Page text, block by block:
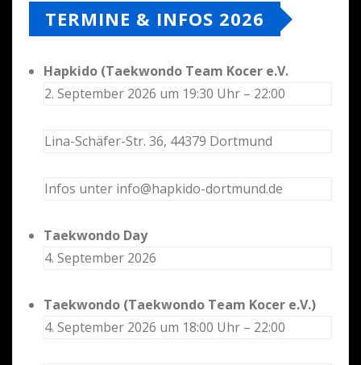
TERMINE & INFOS 2026
Hapkido (Taekwondo Team Kocer e.V.
2. September 2026 um 19:30 Uhr – 22:00
Lina-Schäfer-Str. 36, 44379 Dortmund
Infos unter info@hapkido-dortmund.de
Taekwondo Day
4. September 2026
Taekwondo (Taekwondo Team Kocer e.V.)
4. September 2026 um 18:00 Uhr – 22:00